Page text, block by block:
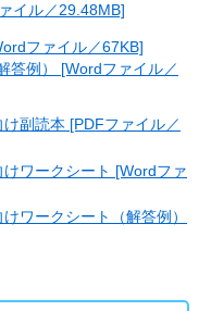
イル／29.48MB]
ファイル／67KB]
答例） [Wordファイル／
副読本 [PDFファイル／
ワークシート [Wordファ
ワークシート（解答例）